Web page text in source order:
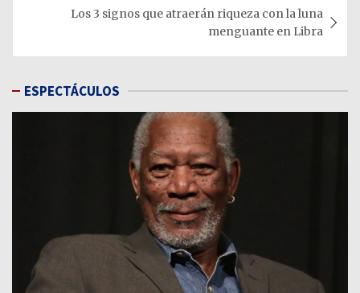
Los 3 signos que atraerán riqueza con la luna
menguante en Libra
ESPECTÁCULOS